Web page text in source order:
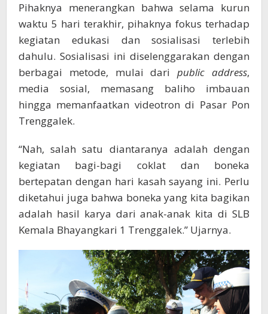
Pihaknya menerangkan bahwa selama kurun
waktu 5 hari terakhir, pihaknya fokus terhadap
kegiatan edukasi dan sosialisasi terlebih
dahulu. Sosialisasi ini diselenggarakan dengan
berbagai metode, mulai daripublic address,
media sosial, memasang baliho imbauan
hingga memanfaatkan videotron di Pasar Pon
Trenggalek.
“Nah, salah satu diantaranya adalah dengan
kegiatan bagi-bagi coklat dan boneka
bertepatan dengan hari kasah sayang ini. Perlu
diketahui juga bahwa boneka yang kita bagikan
adalah hasil karya dari anak-anak kita di SLB
Kemala Bhayangkari 1 Trenggalek.” Ujarnya.